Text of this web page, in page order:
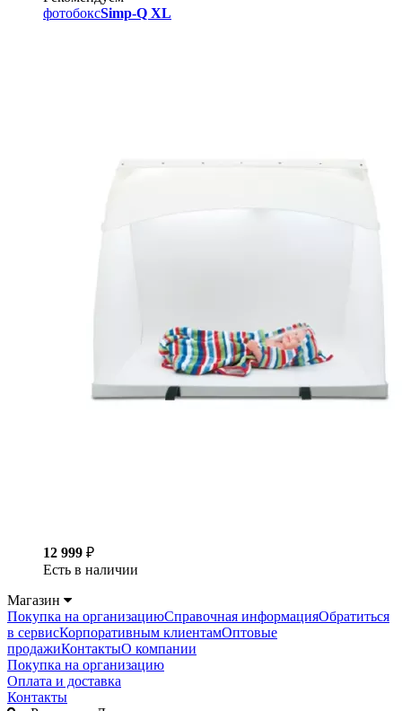
фотобоксSimp-Q XL
12 999 ₽
Есть в наличии
Магазин
Покупка на организациюСправочная информацияОбратиться
в сервисКорпоративным клиентамОптовые
продажиКонтактыО компании
Покупка на организацию
Оплата и доставка
Контакты